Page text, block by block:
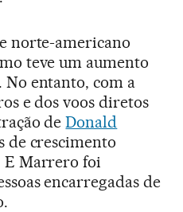
norte-americano
teve um aumento
No entanto, com a
e dos voos diretos
deDonald
de crescimento
E Marrero foi
encarregadas de